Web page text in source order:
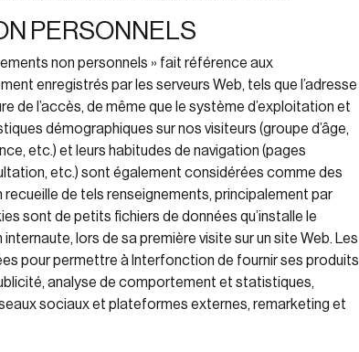
PERSONNELS
non personnels » fait référence aux
enregistrés par les serveurs Web, tels que l’adresse
de l’accès, de même que le système d’exploitation et
démographiques sur nos visiteurs (groupe d’âge,
etc.) et leurs habitudes de navigation (pages
etc.) sont également considérées comme des
recueille de tels renseignements, principalement par
sont de petits fichiers de données qu’installe le
internaute, lors de sa première visite sur un site Web. Les
pour permettre à Interfonction de fournir ses produits
analyse de comportement et statistiques,
sociaux et plateformes externes, remarketing et